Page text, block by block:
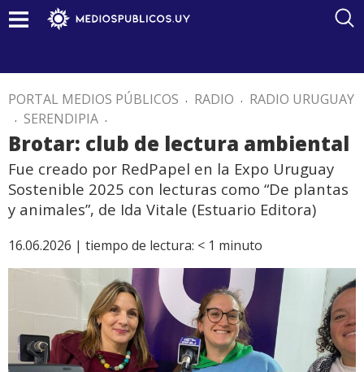
PORTAL MEDIOS PÚBLICOS . RADIO . RADIO URUGUAY
. SERENDIPIA .
Brotar: club de lectura ambiental
Fue creado por RedPapel en la Expo Uruguay
Sostenible 2025 con lecturas como “De plantas
y animales”, de Ida Vitale (Estuario Editora)
16.06.2026 | tiempo de lectura: < 1 minuto